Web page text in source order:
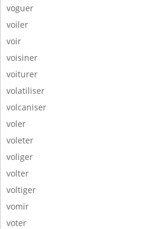
voguer
voiler
voir
voisiner
voiturer
volatiliser
volcaniser
voler
voleter
voliger
volter
voltiger
vomir
voter